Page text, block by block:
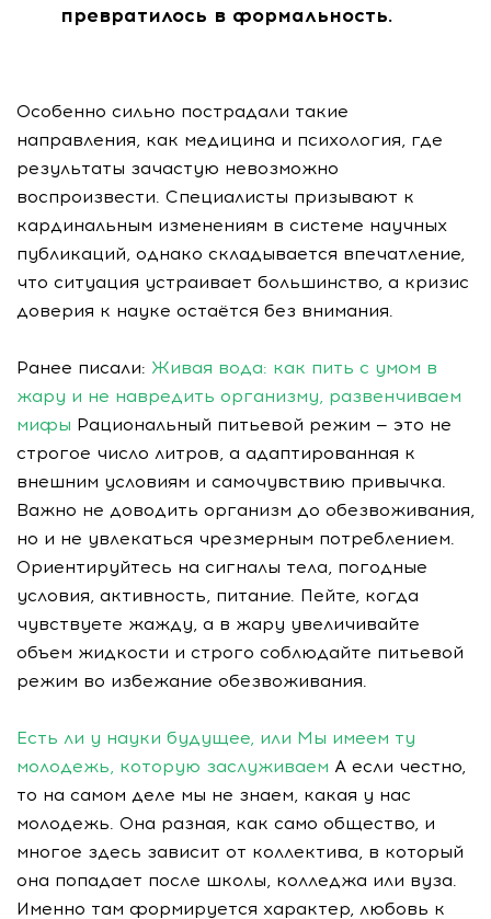
превратилось в формальность.
Особенно сильно пострадали такие
направления, как медицина и психология, где
результаты зачастую невозможно
воспроизвести. Специалисты призывают к
кардинальным изменениям в системе научных
публикаций, однако складывается впечатление,
что ситуация устраивает большинство, а кризис
доверия к науке остаётся без внимания.
Ранее писали: Живая вода: как пить с умом в
жару и не навредить организму, развенчиваем
мифы Рациональный питьевой режим — это не
строгое число литров, а адаптированная к
внешним условиям и самочувствию привычка.
Важно не доводить организм до обезвоживания,
но и не увлекаться чрезмерным потреблением.
Ориентируйтесь на сигналы тела, погодные
условия, активность, питание. Пейте, когда
чувствуете жажду, а в жару увеличивайте
объем жидкости и строго соблюдайте питьевой
режим во избежание обезвоживания.
Есть ли у науки будущее, или Мы имеем ту
молодежь, которую заслуживаем А если честно,
то на самом деле мы не знаем, какая у нас
молодежь. Она разная, как само общество, и
многое здесь зависит от коллектива, в который
она попадает после школы, колледжа или вуза.
Именно там формируется характер, любовь к